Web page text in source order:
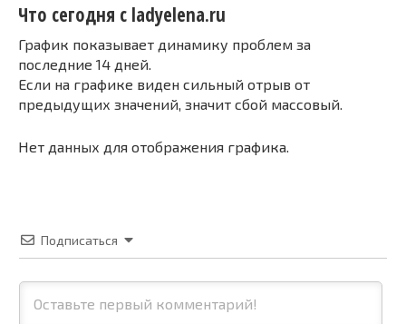
Что сегодня с ladyelena.ru
График показывает динамику проблем за
последние 14 дней.
Если на графике виден сильный отрыв от
предыдущих значений, значит сбой массовый.
Нет данных для отображения графика.
Подписаться